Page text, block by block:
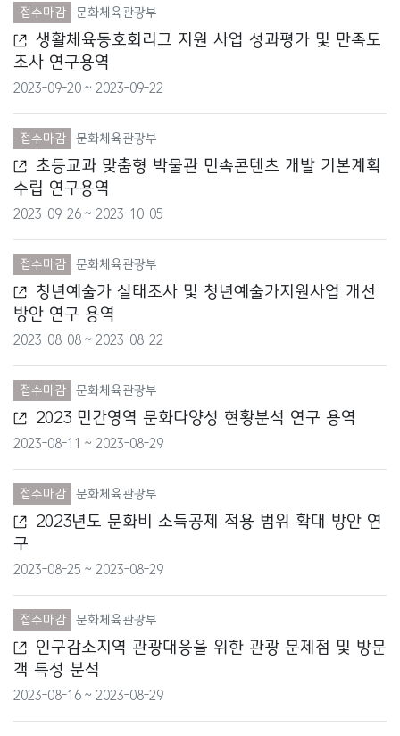
중소벤처기업부
질병관리청
통일부
특허청
해양수산부
접수마감 문화체육관광부
생활체육동호회리그 지원 사업 성과평가 및 만족도
조사 연구용역
2023-09-20 ~ 2023-09-22
접수마감 문화체육관광부
초등교과 맞춤형 박물관 민속콘텐츠 개발 기본계획
수립 연구용역
2023-09-26 ~ 2023-10-05
접수마감 문화체육관광부
청년예술가 실태조사 및 청년예술가지원사업 개선
방안 연구 용역
2023-08-08 ~ 2023-08-22
접수마감 문화체육관광부
2023 민간영역 문화다양성 현황분석 연구 용역
2023-08-11 ~ 2023-08-29
접수마감 문화체육관광부
2023년도 문화비 소득공제 적용 범위 확대 방안 연
구
2023-08-25 ~ 2023-08-29
접수마감 문화체육관광부
인구감소지역 관광대응을 위한 관광 문제점 및 방문
객 특성 분석
2023-08-16 ~ 2023-08-29